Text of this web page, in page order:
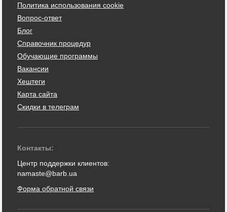
Политика использования cookie
Вопрос-ответ
Блог
Справочник процедур
Обучающие программы
Вакансии
Хештеги
Карта сайта
Скидки в телеграм
Контакты:
Центр поддержки клиентов:
namaste@barb.ua
Форма обратной связи